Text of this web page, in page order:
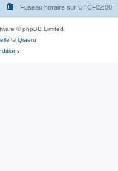
Fuseau horaire sur UTC+02:00
© phpBB Limited
©Qiaeru